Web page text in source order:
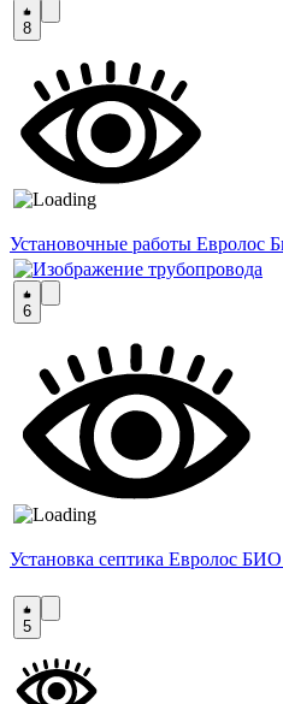
8
Установочные работы Евролос
6
Установка септика Евролос
5